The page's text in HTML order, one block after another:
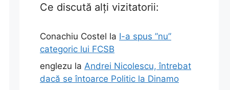
Ce discută alți vizitatorii:
Conachiu Costel la I-a spus ”nu”
categoric lui FCSB
englezu la Andrei Nicolescu, întrebat
dacă se întoarce Politic la Dinamo